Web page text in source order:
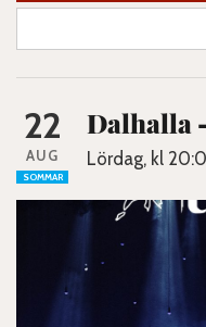
22
AUG
SOMMAR
Dalhalla
Lördag, kl